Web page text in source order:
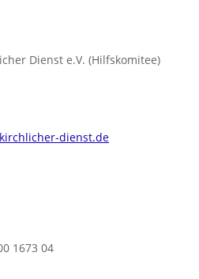
Dienst e.V. (Hilfskomitee)
dienst.de
1673 04